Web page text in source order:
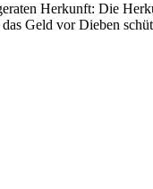
Herkunft: Die
Geld vor Dieben